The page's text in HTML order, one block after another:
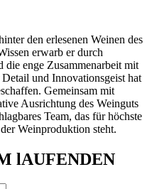
den erlesenen Weinen des
erwarb er durch
die enge Zusammenarbeit mit
und Innovationsgeist hat
Gemeinsam mit
Ausrichtung des Weinguts
Team, das für höchste
Weinproduktion steht.
lAUFENDEN